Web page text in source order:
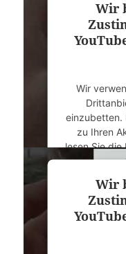
Wir
Wir
einzubetten.
zu Ihren
lesen Sie die
Sie der
Wir